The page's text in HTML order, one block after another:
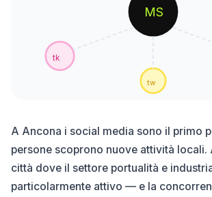
MS
tk
tw
A Ancona i social media sono il primo
persone scoprono nuove attività locali.
città dove il settore portualità e
particolarmente attivo — e la